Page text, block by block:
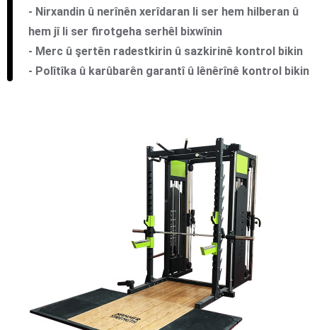
- Nirxandin û nerînên xerîdaran li ser hem hilberan û
hem jî li ser firotgeha serhêl bixwînin
- Merc û şertên radestkirin û sazkirinê kontrol bikin
- Polîtîka û karûbarên garantî û lênêrînê kontrol bikin